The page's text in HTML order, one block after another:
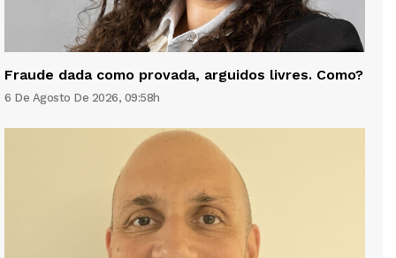
Fraude dada como provada, arguidos livres. Como?
6 De Agosto De 2026, 09:58h